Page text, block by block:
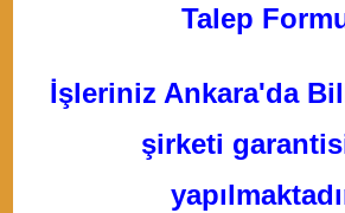
Talep
İşleriniz Ankara'da
şirketi